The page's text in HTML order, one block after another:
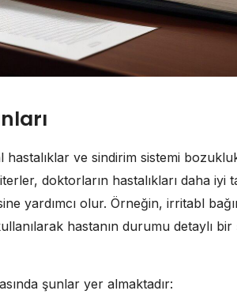
ve sindirim sistemi
doktorların hastalıkları daha iyi
yardımcı olur. Örneğin, irritabl
hastanın durumu detaylı bir
şunlar yer almaktadır: